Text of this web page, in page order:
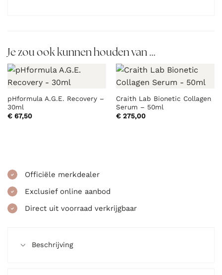
Je zou ook kunnen houden van …
pHformula A.G.E. Recovery –
30ml
€67,50
Craith Lab Bionetic Collagen
Serum – 50ml
€275,00
Officiële merkdealer
Exclusief online aanbod
Direct uit voorraad verkrijgbaar
Beschrijving